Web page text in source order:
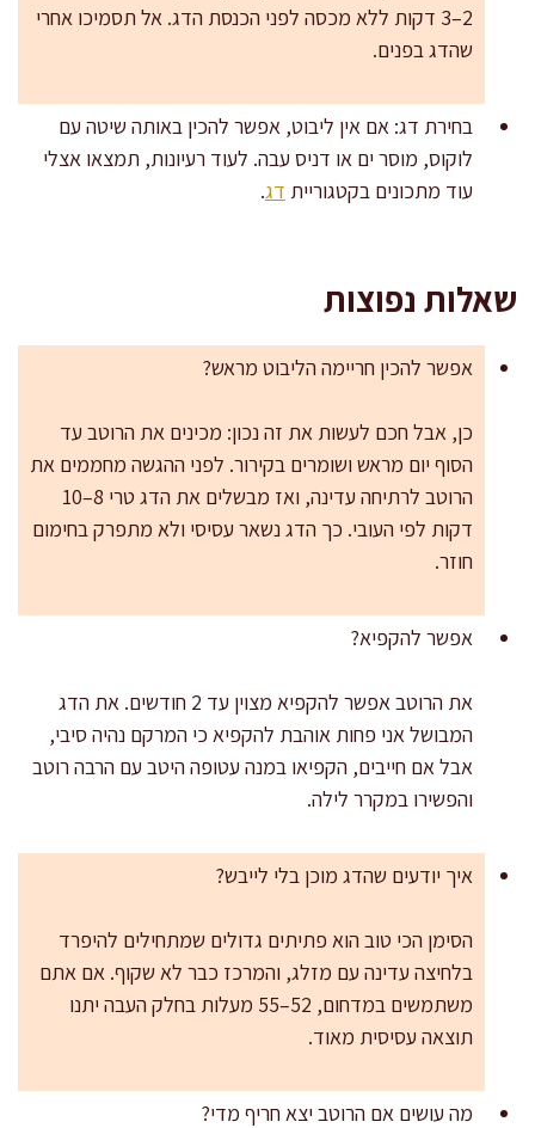
2–3 דקות ללא מכסה לפני הכנסת הדג. אל תסמיכו אחרי
שהדג בפנים.
בחירת דג: אם אין ליבוט, אפשר להכין באותה שיטה עם
לוקוס, מוסר ים או דניס עבה. לעוד רעיונות, תמצאו אצלי
עוד מתכונים בקטגוריית דג.
שאלות נפוצות
אפשר להכין חריימה הליבוט מראש?
כן, אבל חכם לעשות את זה נכון: מכינים את הרוטב עד
הסוף יום מראש ושומרים בקירור. לפני ההגשה מחממים את
הרוטב לרתיחה עדינה, ואז מבשלים את הדג טרי 8–10
דקות לפי העובי. כך הדג נשאר עסיסי ולא מתפרק בחימום
חוזר.
אפשר להקפיא?
את הרוטב אפשר להקפיא מצוין עד 2 חודשים. את הדג
המבושל אני פחות אוהבת להקפיא כי המרקם נהיה סיבי,
אבל אם חייבים, הקפיאו במנה עטופה היטב עם הרבה רוטב
והפשירו במקרר לילה.
איך יודעים שהדג מוכן בלי לייבש?
הסימן הכי טוב הוא פתיתים גדולים שמתחילים להיפרד
בלחיצה עדינה עם מזלג, והמרכז כבר לא שקוף. אם אתם
משתמשים במדחום, 52–55 מעלות בחלק העבה יתנו
תוצאה עסיסית מאוד.
מה עושים אם הרוטב יצא חריף מדי?